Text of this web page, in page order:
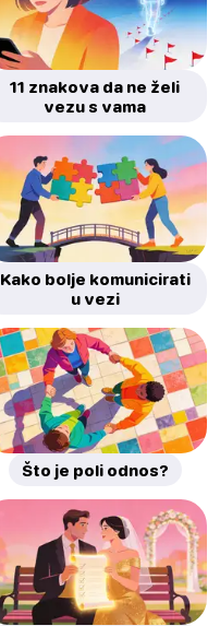
11 znakova da ne želi
vezu s vama
Kako bolje komunicirati
u vezi
Što je poli odnos?